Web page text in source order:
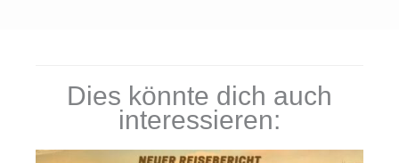
Dies könnte dich auch
interessieren: